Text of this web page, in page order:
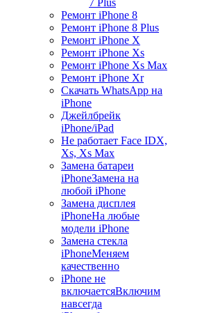
7 Plus
Ремонт iPhone 8
Ремонт iPhone 8 Plus
Ремонт iPhone X
Ремонт iPhone Xs
Ремонт iPhone Xs Max
Ремонт iPhone Xr
Скачать WhatsApp на
iPhone
Джейлбрейк
iPhone/iPad
Не работает Face IDX,
Xs, Xs Max
Замена батареи
iPhoneЗамена на
любой iPhone
Замена дисплея
iPhoneНа любые
модели iPhone
Замена стекла
iPhoneМеняем
качественно
iPhone не
включаетсяВключим
навсегда